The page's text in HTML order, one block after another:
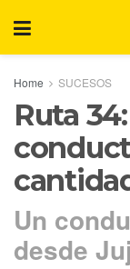
Home SUCESOS
Ruta
Un
desde